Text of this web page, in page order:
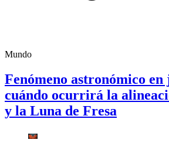
Mundo
Fenómeno astronómico en
cuándo ocurrirá la
y la Luna de Fresa